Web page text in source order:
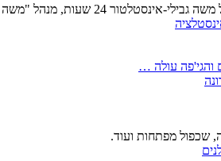
מנהל "משה גבילי שירותי אינסטלציה"
והגי'פה עולה …
שכפול מפתחות ועוד.